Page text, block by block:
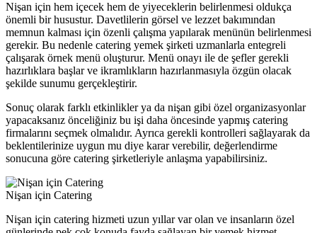
Nişan için hem içecek hem de yiyeceklerin belirlenmesi oldukça
önemli bir husustur. Davetlilerin görsel ve lezzet bakımından
memnun kalması için özenli çalışma yapılarak menünün belirlenmesi
gerekir. Bu nedenle catering yemek şirketi uzmanlarla entegreli
çalışarak örnek menü oluşturur. Menü onayı ile de şefler gerekli
hazırlıklara başlar ve ikramlıkların hazırlanmasıyla özgün olacak
şekilde sunumu gerçekleştirir.
Sonuç olarak farklı etkinlikler ya da nişan gibi özel organizasyonlar
yapacaksanız önceliğiniz bu işi daha öncesinde yapmış catering
firmalarını seçmek olmalıdır. Ayrıca gerekli kontrolleri sağlayarak da
beklentilerinize uygun mu diye karar verebilir, değerlendirme
sonucuna göre catering şirketleriyle anlaşma yapabilirsiniz.
Nişan için Catering
Nişan için catering hizmeti uzun yıllar var olan ve insanların özel